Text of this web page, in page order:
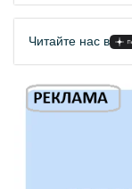
Читайте нас в